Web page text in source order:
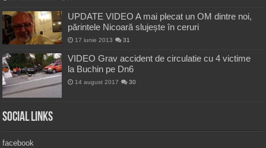
UPDATE VIDEO A mai plecat un OM dintre noi,
părintele Nicoară slujește în ceruri
17 iunie 2013 31
VIDEO Grav accident de circulatie cu 4 victime
la Buchin pe Dn6
14 august 2017 30
Social Links
facebook